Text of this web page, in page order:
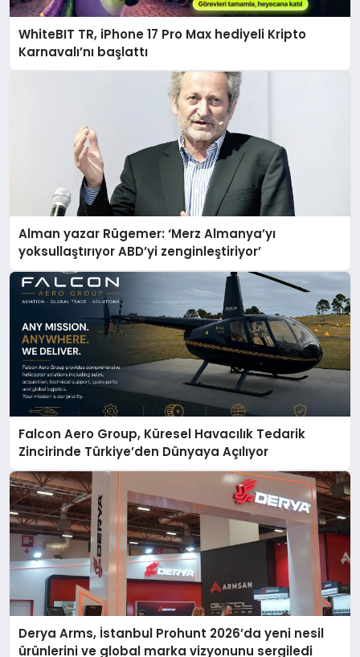
WhiteBIT TR, iPhone 17 Pro Max hediyeli Kripto
Karnavalı’nı başlattı
Alman yazar Rügemer: ‘Merz Almanya’yı
yoksullaştırıyor ABD’yi zenginleştiriyor’
Falcon Aero Group, Küresel Havacılık Tedarik
Zincirinde Türkiye’den Dünyaya Açılıyor
Derya Arms, İstanbul Prohunt 2026’da yeni nesil
ürünlerini ve global marka vizyonunu sergiledi